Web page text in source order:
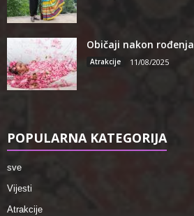
Običaji nakon rođenja
Atrakcije 11/08/2025
POPULARNA KATEGORIJA
sve
Vijesti
Atrakcije